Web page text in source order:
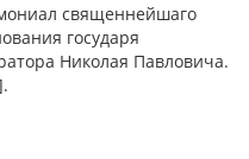
священнейшаго
государя
Николая Павловича.